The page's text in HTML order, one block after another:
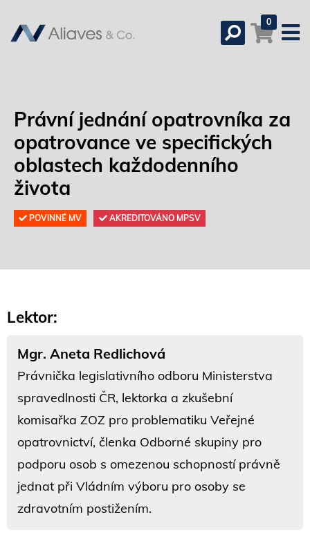
0
Právní jednání opatrovníka za
opatrovance ve specifických
oblastech každodenního
života
POVINNÉ MV AKREDITOVÁNO MPSV
Lektor:
Mgr. Aneta Redlichová
Právnička legislativního odboru Ministerstva
spravedlnosti ČR, lektorka a zkušební
komisařka ZOZ pro problematiku Veřejné
opatrovnictví, členka Odborné skupiny pro
podporu osob s omezenou schopností právně
jednat při Vládním výboru pro osoby se
zdravotním postižením.